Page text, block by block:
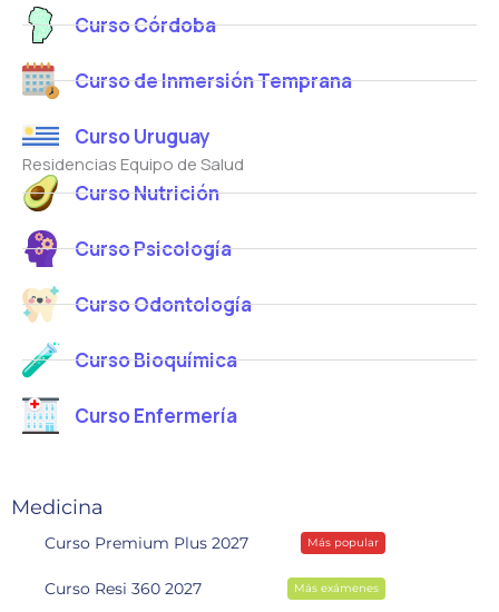
Curso Córdoba
Curso de Inmersión Temprana
Curso Uruguay
Residencias Equipo de Salud
Curso Nutrición
Curso Psicología
Curso Odontología
Curso Bioquímica
Curso Enfermería
Medicina
Curso Premium Plus 2027 Más popular
Curso Resi 360 2027 Más exámenes